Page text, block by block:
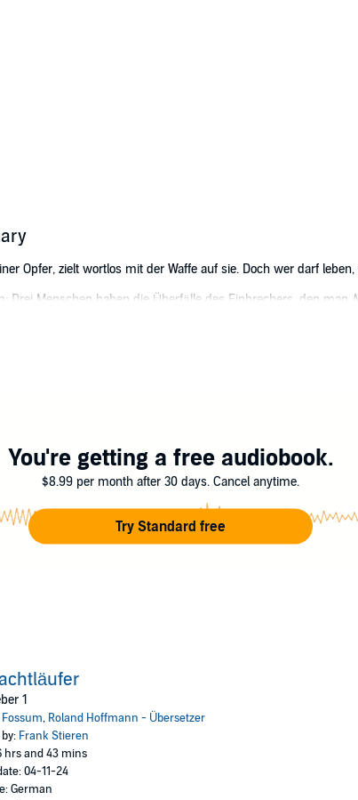
Opfer, zielt wortlos mit der Waffe auf sie. Doch wer darf
Drei Menschen haben die Überfälle des Einbrechers, den man
sicher, dass die mysteriösen Zahlenkombinationen an den
You're getting a free audiobook.
$8.99 per month after 30 days. Cancel anytime.
Try Standard free
1
, Roland Hoffmann - Übersetzer
Frank Stieren
hrs and 43 mins
04-11-24
German